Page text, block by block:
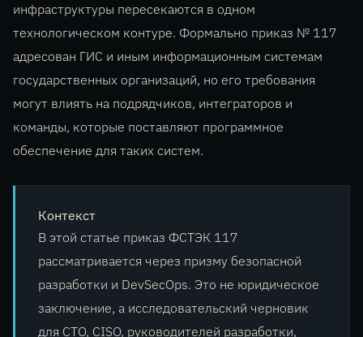
инфраструктуры пересекаются в одном
технологическом контуре. Формально приказ № 117
адресован ГИС и иным информационным системам
государственных организаций, но его требования
могут влиять на подрядчиков, интеграторов и
команды, которые поставляют программное
обеспечение для таких систем.
Контекст
В этой статье приказ ФСТЭК 117
рассматривается через призму безопасной
разработки и DevSecOps. Это не юридическое
заключение, а исследовательский черновик
для CTO, CISO, руководителей разработки,